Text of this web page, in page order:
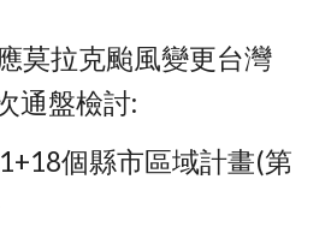
莫拉克颱風變更台灣
通盤檢討: